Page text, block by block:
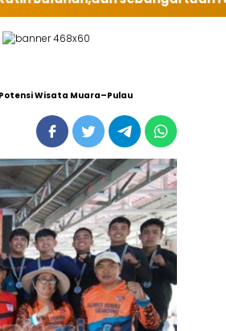
Wisata Muara–Pulau